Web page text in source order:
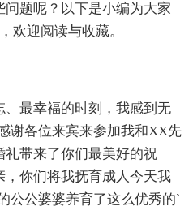
题呢？以下是小编为大家
欢迎阅读与收藏。
、最幸福的时刻，我感到无
谢各位来宾来参加我和XX先
带来了你们最美好的祝
你们将我抚育成人今天我
公公婆婆养育了这么优秀的`